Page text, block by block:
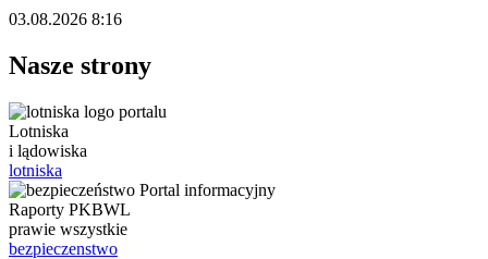
03.08.2026 8:16
Nasze strony
Lotniska
i lądowiska
lotniska
Raporty PKBWL
prawie wszystkie
bezpieczenstwo